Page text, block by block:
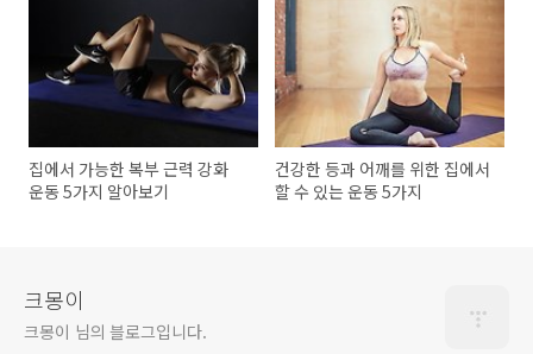
집에서 가능한 복부 근력 강화
운동 5가지 알아보기
건강한 등과 어깨를 위한 집에서
할 수 있는 운동 5가지
크몽이
크몽이 님의 블로그입니다.